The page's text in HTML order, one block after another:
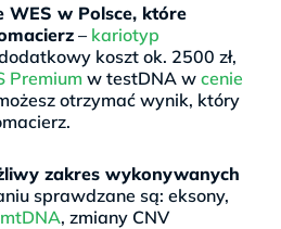
WES w Polsce, które
– kariotyp
koszt ok. 2500 zł,
Premium w testDNA w cenie
otrzymać wynik, który
zakres wykonywanych
sprawdzane są: eksony,
mtDNA, zmiany CNV